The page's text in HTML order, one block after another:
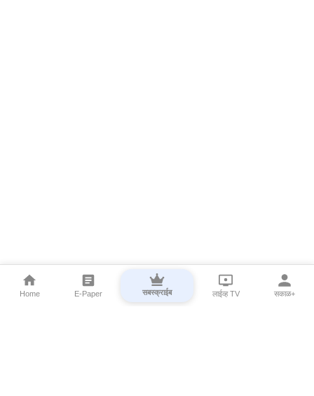
Home E-Paper सबस्क्राईब लाईव्ह TV सकाळ+